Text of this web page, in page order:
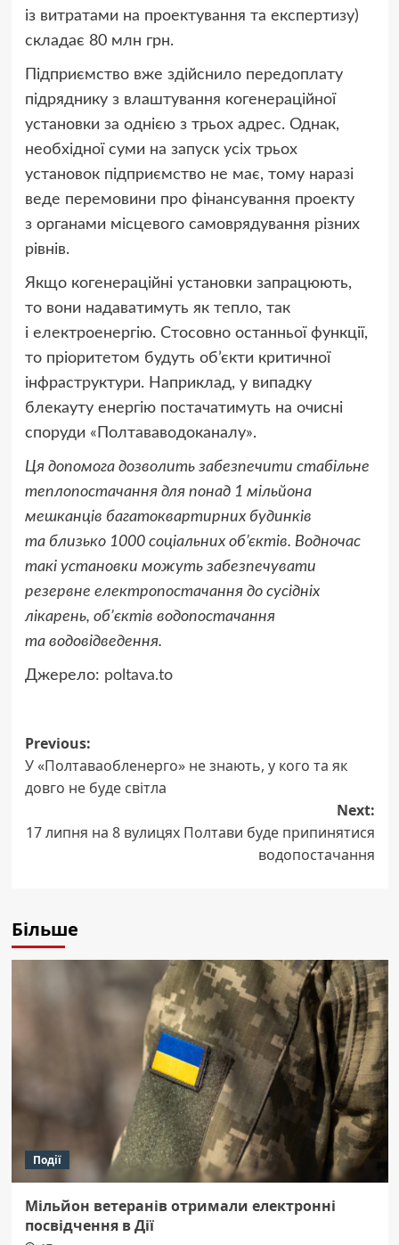
із витратами на проектування та експертизу)
складає 80 млн грн.
Підприємство вже здійснило передоплату
підряднику з влаштування когенераційної
установки за однією з трьох адрес. Однак,
необхідної суми на запуск усіх трьох
установок підприємство не має, тому наразі
веде перемовини про фінансування проекту
з органами місцевого самоврядування різних
рівнів.
Якщо когенераційні установки запрацюють,
то вони надаватимуть як тепло, так
і електроенергію. Стосовно останньої функції,
то пріоритетом будуть об’єкти критичної
інфраструктури. Наприклад, у випадку
блекауту енергію постачатимуть на очисні
споруди «Полтававодоканалу».
Ця допомога дозволить забезпечити стабільне
теплопостачання для понад 1 мільйона
мешканців багатоквартирних будинків
та близько 1000 соціальних об’єктів. Водночас
такі установки можуть забезпечувати
резервне електропостачання до сусідніх
лікарень, обʼєктів водопостачання
та водовідведення.
Джерело: poltava.to
Post
navigation
Previous:
У «Полтаваобленерго» не знають, у кого та як
довго не буде світла
Next:
17 липня на 8 вулицях Полтави буде припинятися
водопостачання
Більше
Події
Мільйон ветеранів отримали електронні
посвідчення в Дії